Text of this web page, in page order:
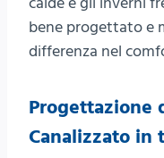
bene progettato e
differenza nel
Progettazione
Canalizzato in